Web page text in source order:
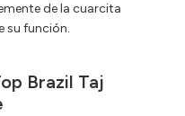
de la cuarcita
su función.
Brazil Taj